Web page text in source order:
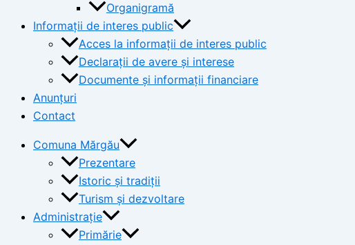
Organigramă
Informații de interes public
Acces la informații de interes public
Declarații de avere și interese
Documente și informații financiare
Anunțuri
Contact
Comuna Mărgău
Prezentare
Istoric și tradiții
Turism și dezvoltare
Administrație
Primărie